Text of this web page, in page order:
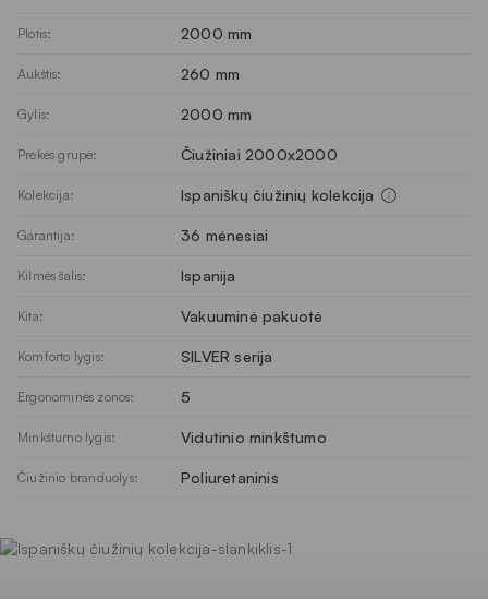
Plotis: 2000 mm
Aukštis: 260 mm
Gylis: 2000 mm
Prekės grupė: Čiužiniai 2000x2000
Kolekcija: Ispaniškų čiužinių kolekcija
Garantija: 36 mėnesiai
Kilmės šalis: Ispanija
Kita: Vakuuminė pakuotė
Komforto lygis: SILVER serija
Ergonominės zonos: 5
Minkštumo lygis: Vidutinio minkštumo
Čiužinio branduolys: Poliuretaninis